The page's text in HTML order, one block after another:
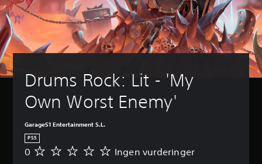
Drums Rock: Lit - 'My
Own Worst Enemy'
Garage51 Entertainment S.L.
PS5
I0 Ingen vurderinger